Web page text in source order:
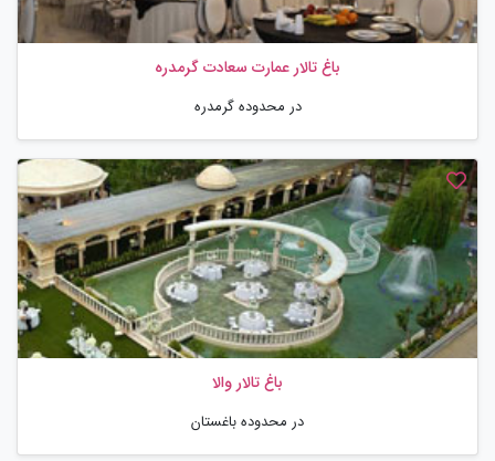
باغ تالار عمارت سعادت گرمدره
در محدوده گرمدره
باغ تالار والا
در محدوده باغستان